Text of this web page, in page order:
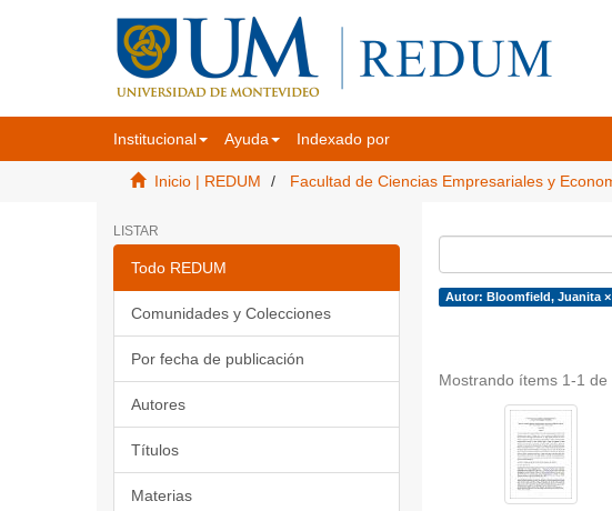
Institucional Ayuda Indexado por
Inicio | REDUM Facultad de Ciencias Empresariales y
LISTAR
Todo REDUM
Comunidades y Colecciones
Por fecha de publicación
Autores
Títulos
Materias
Autor: Bloomfield, Juanita ×
Mostrando ítems 1-1 de